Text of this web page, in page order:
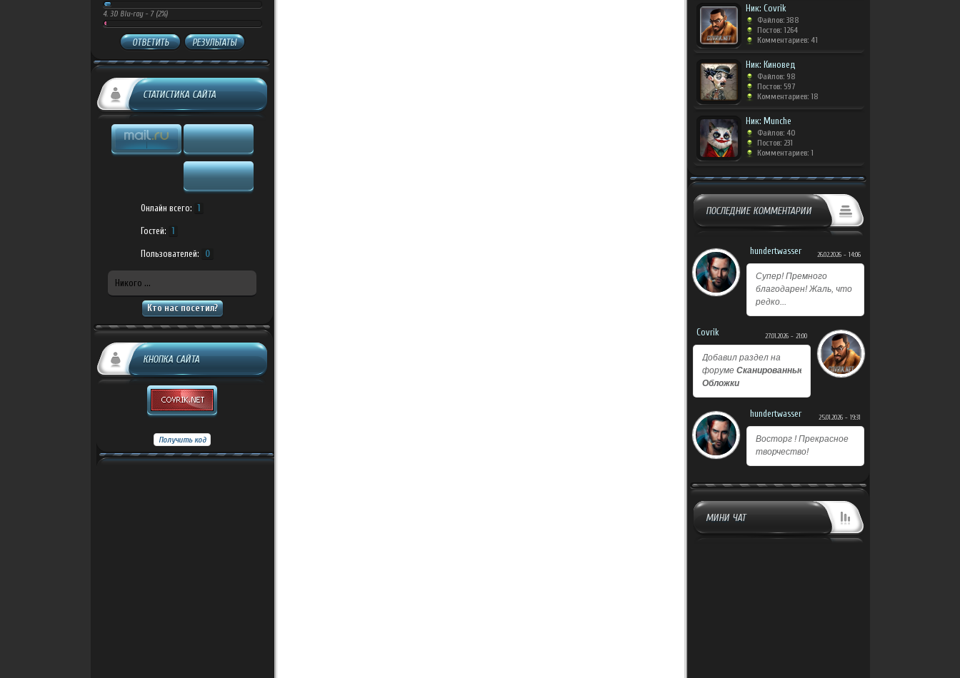
4. 3D Blu-ray - 7 (2%)
ОТВЕТИТЬ РЕЗУЛЬТАТЫ
СТАТИСТИКА САЙТА
Онлайн всего: 1
Гостей: 1
Пользователей: 0
Никого ...
Кто нас посетил?
КНОПКА САЙТА
Ник: Covrik
Файлов: 388
Постов: 1264
Комментариев: 41
Ник: Киновед
Файлов: 98
Постов: 597
Комментариев: 18
Ник: Munche
Файлов: 40
Постов: 231
Комментариев: 1
ПОСЛЕДНИЕ КОММЕНТАРИИ
hundertwasser 26.02.2026 - 14:06
Супер! Премного
благодарен! Жаль, что
редко...
Covrik 27.01.2026 - 21:00
Добавил раздел на
форуме Сканированные
Обложки
hundertwasser 25.01.2026 - 19:31
Восторг ! Прекрасное
творчество!
МИНИ ЧАТ